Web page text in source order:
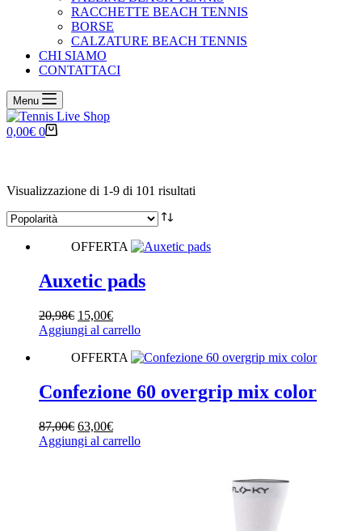
RACCHETTE BEACH TENNIS
BORSE
CALZATURE BEACH TENNIS
CHI SIAMO
CONTATTACI
Menu
Carrello
0,00€ 0
Marchio
Visualizzazione di 1-9 di 101 risultati
OFFERTA
Auxetic pads
20,98€ Il
prezzo
era:
15,00€Il
prezzo
è:
Aggiungi al carrello
OFFERTA
Confezione 60 overgrip mix color
87,00€ Il
prezzo
63,00€Il
prezzo
Aggiungi al carrello